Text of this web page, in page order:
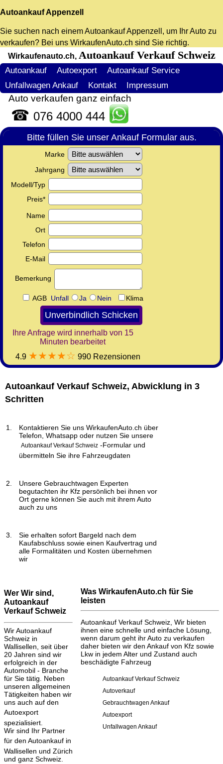
Autoankauf Appenzell
Sie suchen nach einemAutoankauf Appenzell , um Ihr Auto zu
verkaufen? Bei uns WirkaufenAuto.ch sind Sie richtig.